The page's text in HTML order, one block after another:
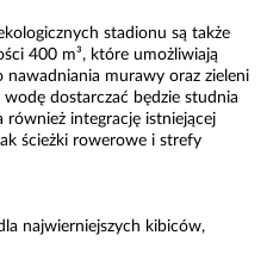
stadionu są także
400 m³, które umożliwiają
murawy oraz zieleni
dostarczać będzie studnia
również integrację istniejącej
ścieżki rowerowe i strefy
najwierniejszych kibiców,